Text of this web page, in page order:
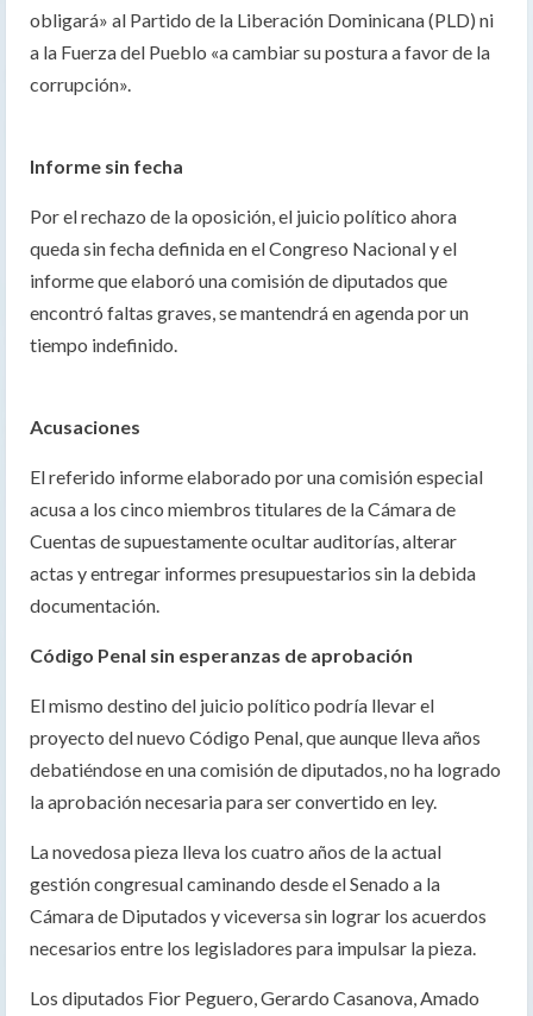
obligará» al Partido de la Liberación Dominicana (PLD) ni
a la Fuerza del Pueblo «a cambiar su postura a favor de la
corrupción».
Informe sin fecha
Por el rechazo de la oposición, el juicio político ahora
queda sin fecha definida en el Congreso Nacional y el
informe que elaboró una comisión de diputados que
encontró faltas graves, se mantendrá en agenda por un
tiempo indefinido.
Acusaciones
El referido informe elaborado por una comisión especial
acusa a los cinco miembros titulares de la Cámara de
Cuentas de supuestamente ocultar auditorías, alterar
actas y entregar informes presupuestarios sin la debida
documentación.
Código Penal sin esperanzas de aprobación
El mismo destino del juicio político podría llevar el
proyecto del nuevo Código Penal, que aunque lleva años
debatiéndose en una comisión de diputados, no ha logrado
la aprobación necesaria para ser convertido en ley.
La novedosa pieza lleva los cuatro años de la actual
gestión congresual caminando desde el Senado a la
Cámara de Diputados y viceversa sin lograr los acuerdos
necesarios entre los legisladores para impulsar la pieza.
Los diputados Fior Peguero, Gerardo Casanova, Amado